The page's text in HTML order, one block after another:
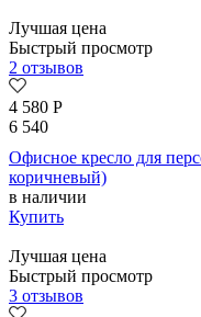
Лучшая цена
Быстрый просмотр
2 отзывов
4 580 Р
6 540
Офисное кресло для
коричневый)
в наличии
Купить
Лучшая цена
Быстрый просмотр
3 отзывов